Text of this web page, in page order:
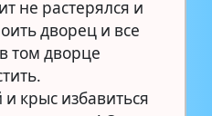
не растерялся и
дворец и все
том дворце
крыс избавиться